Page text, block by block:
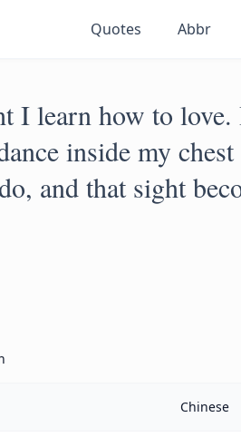
Quotes Abbr
I learn how to love.
inside my
and that sight
Chinese